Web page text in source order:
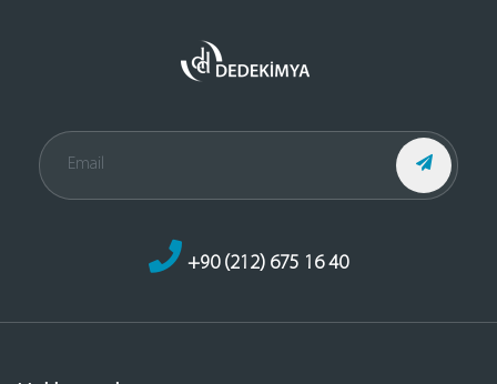
+90 (212) 675 16 40